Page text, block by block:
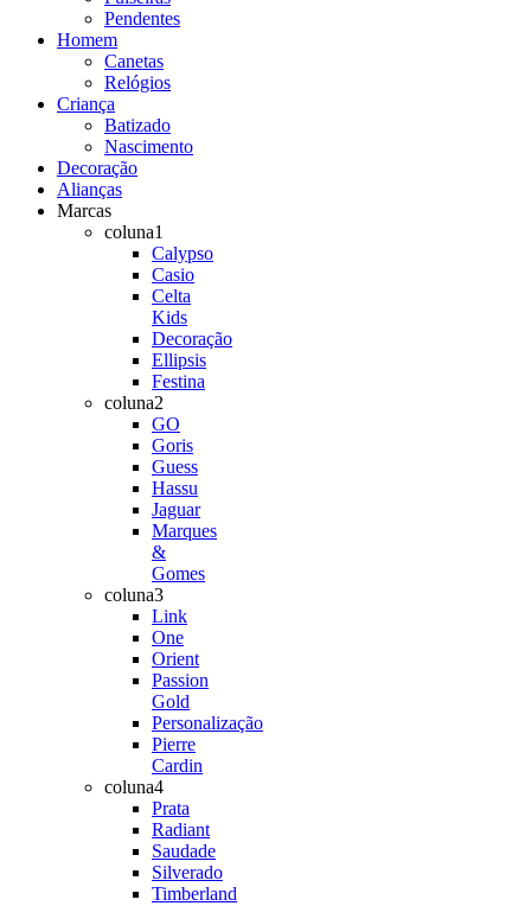
Pendentes
Homem
Canetas
Relógios
Criança
Batizado
Nascimento
Decoração
Alianças
Marcas
coluna1
Calypso
Casio
Celta
Kids
Decoração
Ellipsis
Festina
coluna2
GO
Goris
Guess
Hassu
Jaguar
Marques
&
Gomes
coluna3
Link
One
Orient
Passion
Gold
Personalização
Pierre
Cardin
coluna4
Prata
Radiant
Saudade
Silverado
Timberland